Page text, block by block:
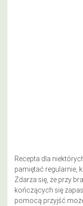
Recepta dla
pamiętać regularnie,
Zdarza się, że przy
kończących się
pomocą przyjść